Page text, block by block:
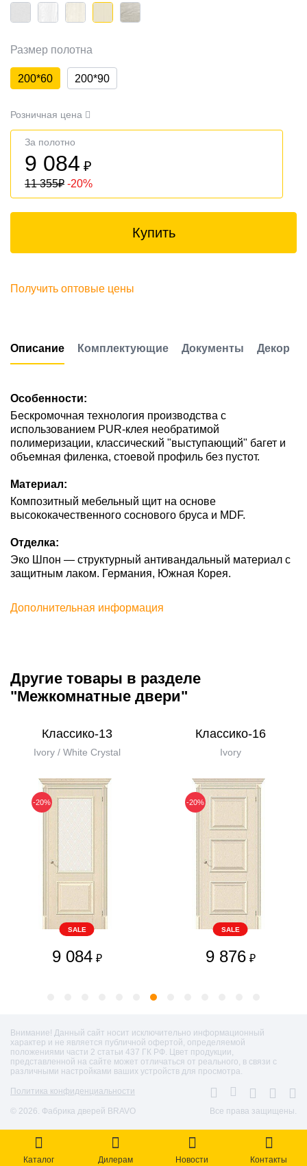
Размер полотна
200*60 200*90
Розничная цена
За полотно
9 084 ₽
11 355₽ -20%
Купить
Получить оптовые цены
Описание Комплектующие Документы Декор
Особенности:
Бескромочная технология производства с
использованием PUR-клея необратимой
полимеризации, классический "выступающий" багет и
объемная филенка, стоевой профиль без пустот.
Материал:
Композитный мебельный щит на основе
высококачественного соснового бруса и MDF.
Отделка:
Эко Шпон — структурный антивандальный материал с
защитным лаком. Германия, Южная Корея.
Дополнительная информация
Другие товары в разделе
"Межкомнатные двери"
Классико-13
Ivory / White Сrystal
-20%
SALE
9 084 ₽
Классико-16
Ivory
-20%
SALE
9 876 ₽
Внимание! Данный сайт носит исключительно информационный
характер и не является публичной офертой, определяемой
положениями части 2 статьи 437 ГК РФ. Цвет продукции,
представленной на сайте может отличаться от реального, в связи с
различными настройками ваших устройств для просмотра.
Политика конфиденциальности
© 2026. Фабрика дверей BRAVO Все права защищены.
Каталог Дилерам Новости Контакты